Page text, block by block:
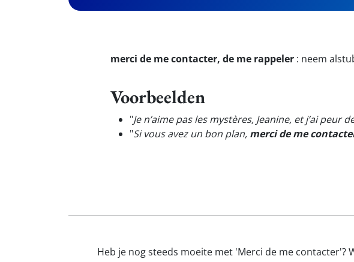
merci de me contacter, de me rappeler : neem
Voorbeelden
"Je n’aime pas les mystères, Jeanine, et j’ai peur
"Si vous avez un bon plan, merci de me
Heb je nog steeds moeite met 'Merci de me contacter'?